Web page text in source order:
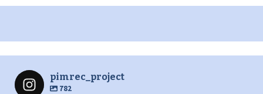
pimrec_project
782